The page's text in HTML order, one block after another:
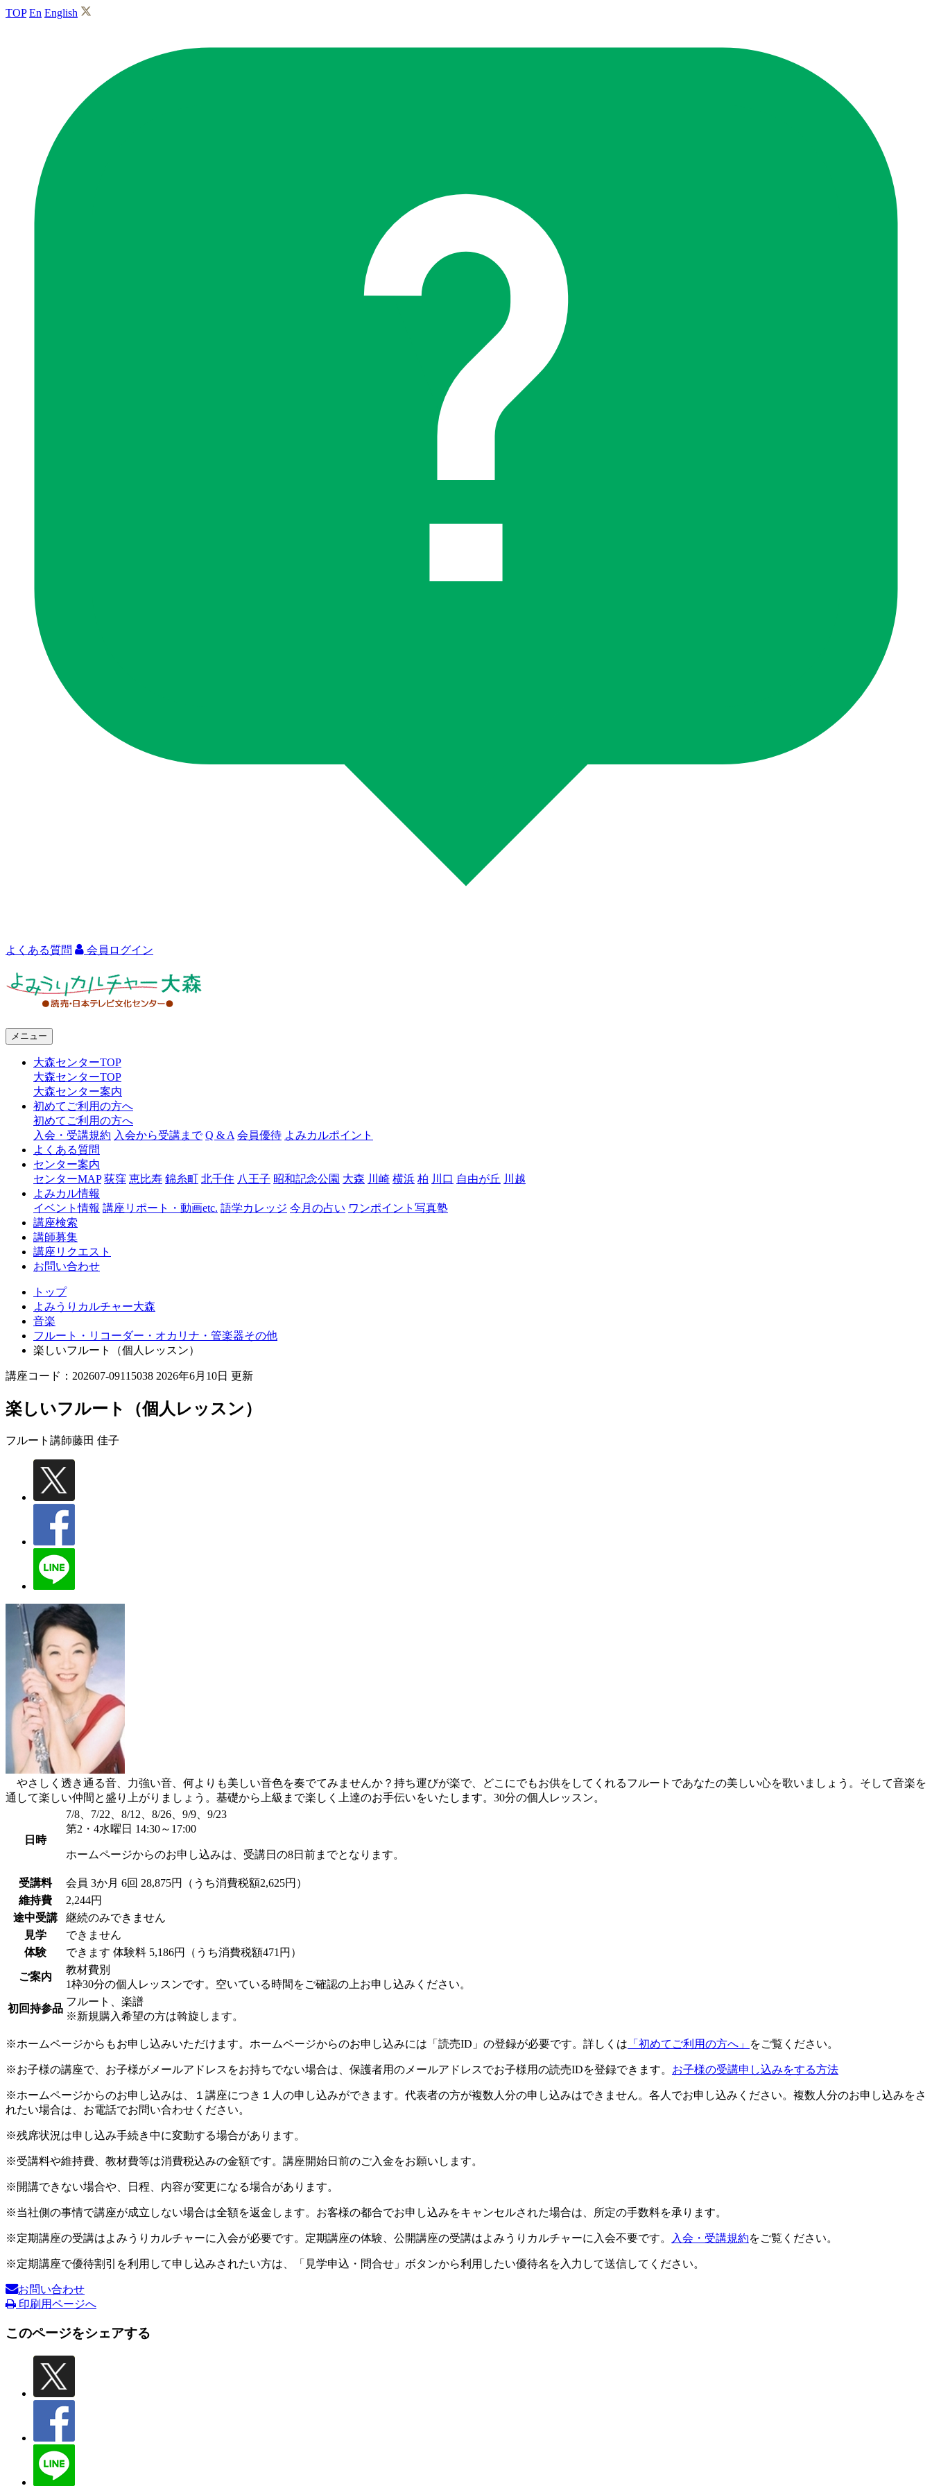
TOP En English
よくある質問 会員ログイン
ャ
大
森
メニュー
大森センターTOP
大森センターTOP
大森センター案内
初めてご利用の方へ
初めてご利用の方へ
入会・受講規約 入会から受講まで Q & A 会員優待 よみカルポイント
よくある質問
センター案内
センターMAP 荻窪 恵比寿 錦糸町 北千住 八王子 昭和記念公園 大森 川崎 横浜 柏 川口 自由が丘 川越
よみカル情報
イベント情報 講座リポート・動画etc. 語学カレッジ 今月の占い ワンポイント写真塾
講座検索
講師募集
講座リクエスト
お問い合わせ
トップ
よみうりカルチャー大森
音楽
フルート・リコーダー・オカリナ・管楽器その他
楽しいフルート（個人レッスン）
講座コード：202607-09115038 2026年6月10日 更新
楽しいフルート（個人レッスン）
フルート講師藤田 佳子
やさしく透き通る音、力強い音、何よりも美しい音色を奏でてみませんか？持ち運びが楽で、どこにでもお供をしてくれるフルートであなたの美しい心を歌いましょう。そして音楽を
通して楽しい仲間と盛り上がりましょう。基礎から上級まで楽しく上達のお手伝いをいたします。30分の個人レッスン。
日時
7/8、7/22、8/12、8/26、9/9、9/23
第2・4水曜日 14:30～17:00
ホームページからのお申し込みは、受講日の8日前までとなります。
受講料 会員 3か月 6回 28,875円（うち消費税額2,625円）
維持費
2,244円
途中受講
継続のみできません
見学
できません
体験
できます 体験料 5,186円（うち消費税額471円）
ご案内
教材費別
1枠30分の個人レッスンです。空いている時間をご確認の上お申し込みください。
初回持参品
フルート、楽譜
※新規購入希望の方は斡旋します。
※ホームページからもお申し込みいただけます。ホームページからのお申し込みには「読売ID」の登録が必要です。詳しくは 「初めてご利用の方へ」 をご覧ください。
※お子様の講座で、お子様がメールアドレスをお持ちでない場合は、保護者用のメールアドレスでお子様用の読売IDを登録できます。 お子様の受講申し込みをする方法
※ホームページからのお申し込みは、１講座につき１人の申し込みができます。代表者の方が複数人分の申し込みはできません。各人でお申し込みください。複数人分のお申し込みをさ
れたい場合は、お電話でお問い合わせください。
※残席状況は申し込み手続き中に変動する場合があります。
※受講料や維持費、教材費等は消費税込みの金額です。講座開始日前のご入金をお願いします。
※開講できない場合や、日程、内容が変更になる場合があります。
※当社側の事情で講座が成立しない場合は全額を返金します。お客様の都合でお申し込みをキャンセルされた場合は、所定の手数料を承ります。
※定期講座の受講はよみうりカルチャーに入会が必要です。定期講座の体験、公開講座の受講はよみうりカルチャーに入会不要です。 入会・受講規約をご覧ください。
※定期講座で優待割引を利用して申し込みされたい方は、「見学申込・問合せ」ボタンから利用したい優待名を入力して送信してください。
お問い合わせ
印刷用ページへ
このページをシェアする